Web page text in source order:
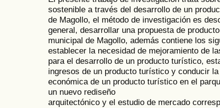
sostenible a través del desarrollo de un
de Magollo, el método de investigación es
general, desarrollar una propuesta de
municipal de Magollo, además contiene los
establecer la necesidad de mejoramiento de
para el desarrollo de un producto turístico,
ingresos de un producto turístico y conducir
económica de un producto turístico en el
un nuevo rediseño
arquitectónico y el estudio de mercado